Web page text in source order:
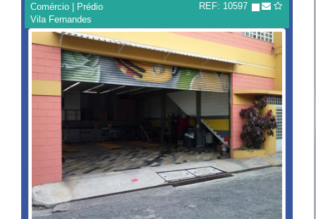
Comércio | Prédio
Vila Fernandes
REF: 10597